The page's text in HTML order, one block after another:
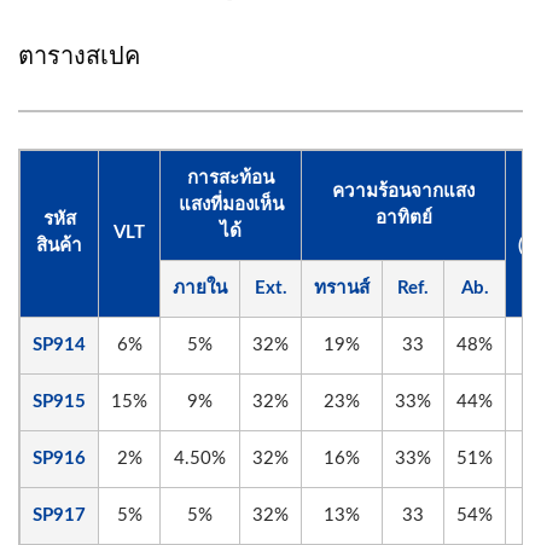
ตารางสเปค
รหัส
สินค้า
VLT
การสะท้อน
แสงที่มองเห็น
ได้
ความร้อนจากแสง
อาทิตย์
ภายใน Ext. ทรานส์ Ref. Ab.
SP914 6% 5% 32% 19% 33 48%
SP915 15% 9% 32% 23% 33% 44%
SP916 2% 4.50% 32% 16% 33% 51%
SP917 5% 5% 32% 13% 33 54%